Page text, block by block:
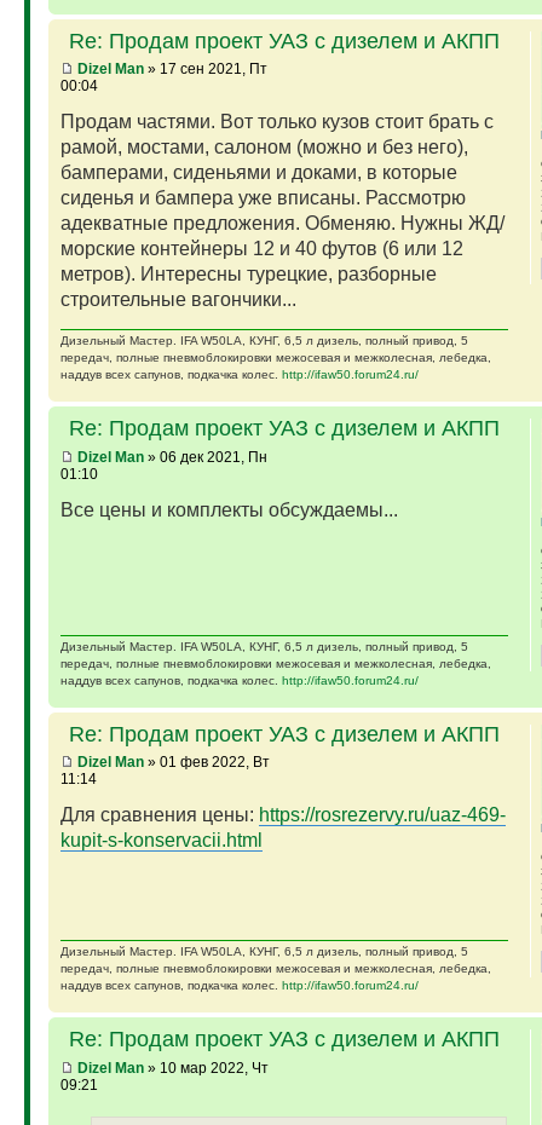
Re: Продам проект УАЗ с дизелем и АКПП
Dizel Man» 17 сен 2021, Пт
00:04
Продам частями. Вот только кузов стоит брать с
рамой, мостами, салоном (можно и без него),
бамперами, сиденьями и доками, в которые
сиденья и бампера уже вписаны. Рассмотрю
адекватные предложения. Обменяю. Нужны ЖД/
морские контейнеры 12 и 40 футов (6 или 12
метров). Интересны турецкие, разборные
строительные вагончики...
Дизельный Мастер. IFA W50LA, КУНГ, 6,5 л дизель, полный привод, 5
передач, полные пневмоблокировки межосевая и межколесная, лебедка,
наддув всех сапунов, подкачка колес. http://ifaw50.forum24.ru/
Re: Продам проект УАЗ с дизелем и АКПП
Dizel Man» 06 дек 2021, Пн
01:10
Все цены и комплекты обсуждаемы...
Дизельный Мастер. IFA W50LA, КУНГ, 6,5 л дизель, полный привод, 5
передач, полные пневмоблокировки межосевая и межколесная, лебедка,
наддув всех сапунов, подкачка колес. http://ifaw50.forum24.ru/
Re: Продам проект УАЗ с дизелем и АКПП
Dizel Man» 01 фев 2022, Вт
11:14
Для сравнения цены: https://rosrezervy.ru/uaz-469-
kupit-s-konservacii.html
Дизельный Мастер. IFA W50LA, КУНГ, 6,5 л дизель, полный привод, 5
передач, полные пневмоблокировки межосевая и межколесная, лебедка,
наддув всех сапунов, подкачка колес. http://ifaw50.forum24.ru/
Re: Продам проект УАЗ с дизелем и АКПП
Dizel Man» 10 мар 2022, Чт
09:21